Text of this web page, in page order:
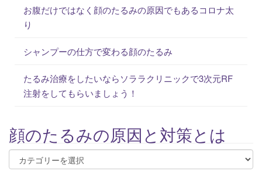
お腹だけではなく顔のたるみの原因でもあるコロナ太
り
シャンプーの仕方で変わる顔のたるみ
たるみ治療をしたいならソララクリニックで3次元RF
注射をしてもらいましょう！
顔のたるみの原因と対策とは
の